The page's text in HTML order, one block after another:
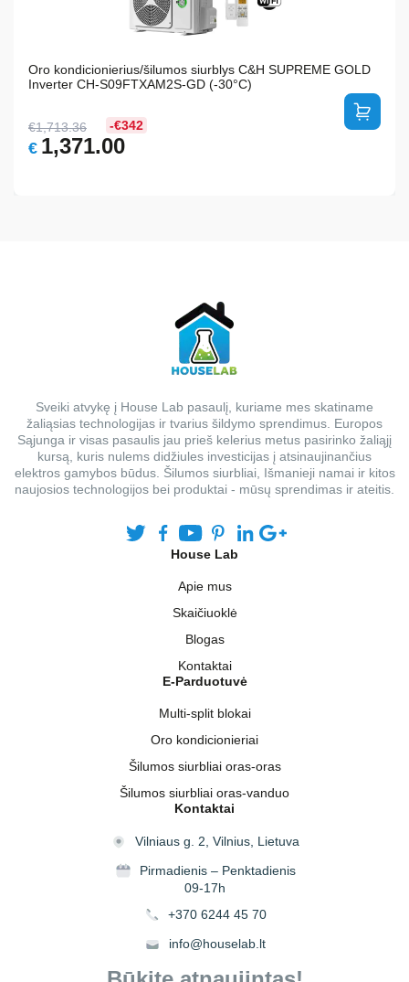
Oro kondicionierius/šilumos siurblys C&H SUPREME GOLD
Inverter CH-S09FTXAM2S-GD (-30°C)
-€342
€1,713.36
Original
€ 1,371.00Current
Sveiki atvykę į House Lab pasaulį, kuriame mes skatiname
žaliąsias technologijas ir tvarius šildymo sprendimus. Europos
Sąjunga ir visas pasaulis jau prieš kelerius metus pasirinko žaliąjį
kursą, kuris nulems didžiules investicijas į atsinaujinančius
elektros gamybos būdus. Šilumos siurbliai, Išmanieji namai ir kitos
naujosios technologijos bei produktai - mūsų sprendimas ir ateitis.
House Lab
Apie mus
Skaičiuoklė
Blogas
Kontaktai
E-Parduotuvė
Multi-split blokai
Oro kondicionieriai
Šilumos siurbliai oras-oras
Šilumos siurbliai oras-vanduo
Kontaktai
Vilniaus g. 2, Vilnius, Lietuva
Pirmadienis – Penktadienis
09-17h
+370 6244 45 70
info@houselab.lt